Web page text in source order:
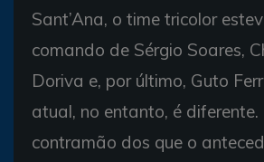
Sant’Ana, o time tricolor
comando de Sérgio Soares,
Doriva e, por último, Guto
atual, no entanto, é diferente.
contramão dos que o